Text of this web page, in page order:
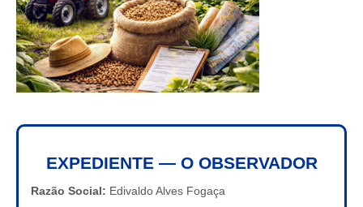
EXPEDIENTE — O OBSERVADOR
Razão Social: Edivaldo Alves Fogaça